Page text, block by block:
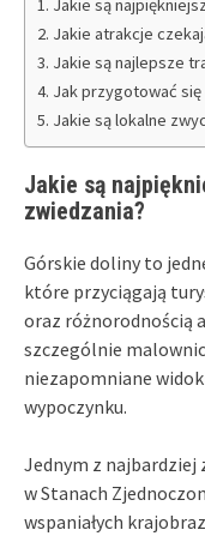
Jakie są
Jakie atrakcje
Jakie są najlepsze
Jak przygotować
Jakie są lokalne
Jakie są
zwiedzania?
Górskie doliny to
które przyciągają
oraz różnorodnością
szczególnie
niezapomniane
wypoczynku.
Jednym z najbardziej
w Stanach
wspaniałych